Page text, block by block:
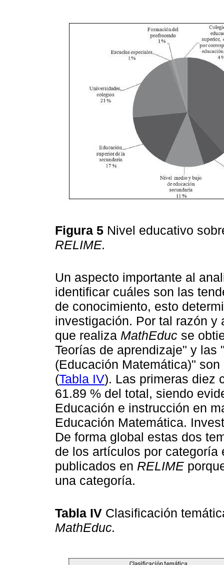
Figura 5 Nivel educativo
RELIME.
Un aspecto importante al
identiﬁcar cuáles son las
de conocimiento, esto
investigación. Por tal razón y
que realiza MathEduc se
Teorías de aprendizaje" y las
(Educación Matemática)"
(Tabla IV). Las primeras diez
61.89 % del total, siendo
Educación e instrucción en
Educación Matemática.
De forma global estas dos
de los artículos por
publicados en RELIME
una categoría.
Tabla IV Clasificación
MathEduc.